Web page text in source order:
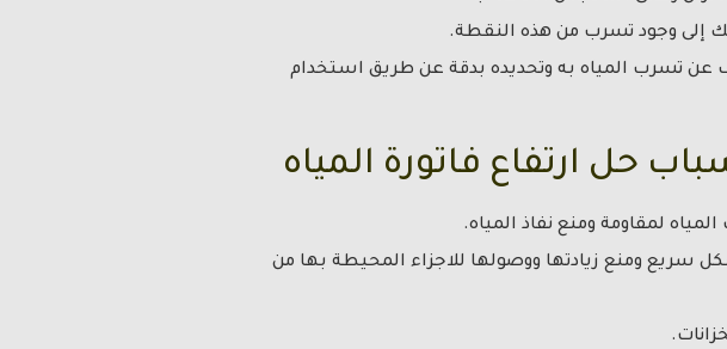
إلى وجود تسرب من هذه النقطة.
عن تسرب المياه به وتحديده بدقة عن طريق استخدام
حل ارتفاع فاتورة المياه
لمقاومة ومنع نفاذ المياه.
سريع ومنع زيادتها ووصولها للاجزاء المحيطة بها من